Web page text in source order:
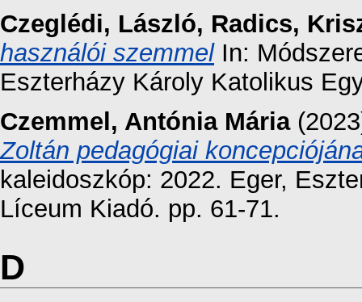
Czeglédi, László, Radics,
használói szemmelIn:
Eszterházy Károly Katolikus
Czemmel, Antónia Mária
Zoltán pedagógiai
kaleidoszkóp: 2022. Eger,
Líceum Kiadó. pp. 61-71.
D